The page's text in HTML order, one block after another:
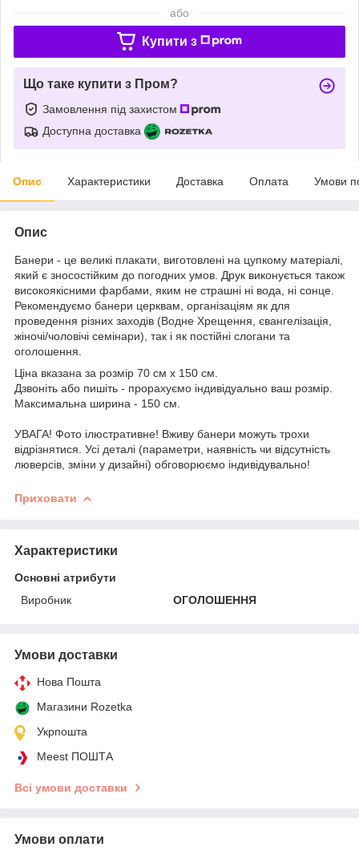
або
Купити з
Що таке купити з Пром?
Замовлення під захистом
Доступна доставка
Опис Характеристики Доставка Оплата Умови
Опис
Банери - це великі плакати, виготовлені на цупкому матеріалі,
який є зносостійким до погодних умов. Друк виконується також
високоякісними фарбами, яким не страшні ні вода, ні сонце.
Рекомендуємо банери церквам, організаціям як для
проведення різних заходів (Водне Хрещення, євангелізація,
жіночі/чоловічі семінари), так і як постійні слогани та
оголошення.
Ціна вказана за розмір 70 см х 150 см.
Дзвоніть або пишіть - прорахуємо індивідуально ваш розмір.
Максимальна ширина - 150 см.
УВАГА! Фото ілюстративне! Вживу банери можуть трохи
відрізнятися. Усі деталі (параметри, наявність чи відсутність
люверсів, зміни у дизайні) обговорюємо індивідувально!
Приховати
Характеристики
Основні атрибути
Виробник
ОГОЛОШЕННЯ
Умови доставки
Нова Пошта
Магазини Rozetka
Укрпошта
Meest ПОШТА
Всі умови доставки
Умови оплати